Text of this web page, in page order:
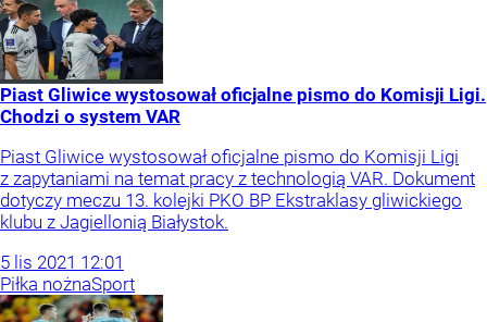
Piast Gliwice wystosował oficjalne pismo do Komisji Ligi.
Chodzi o system VAR
Piast Gliwice wystosował oficjalne pismo do Komisji Ligi
z zapytaniami na temat pracy z technologią VAR. Dokument
dotyczy meczu 13. kolejki PKO BP Ekstraklasy gliwickiego
klubu z Jagiellonią Białystok.
5 lis 2021 12:01
Piłka nożnaSport